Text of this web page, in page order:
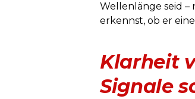
Wellenlänge seid –
erkennst, ob er
Klarheit
Signale